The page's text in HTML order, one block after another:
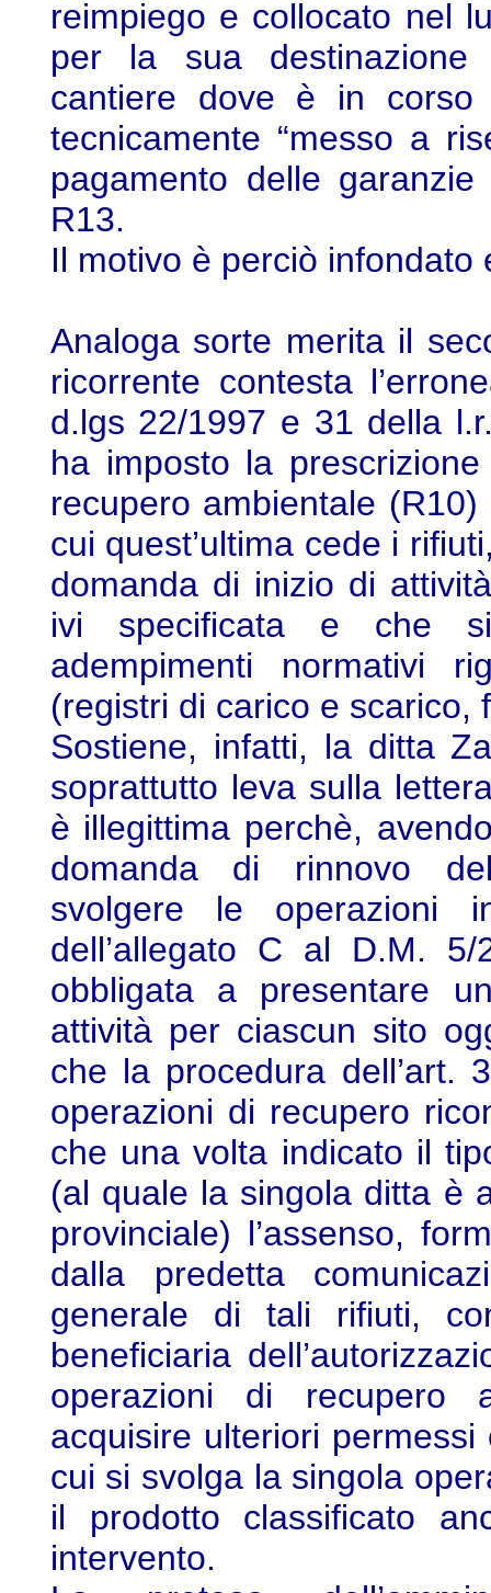
reimpiego e collocato nel
per la sua destinazione
cantiere dove è in corso
tecnicamente “messo a
pagamento delle
R13.
Il motivo è perciò infondato
Analoga sorte merita il
ricorrente contesta
d.lgs 22/1997 e 31 della
ha imposto la
recupero ambientale
cui quest’ultima cede i
domanda di inizio di
ivi specificata e che
adempimenti normativi
(registri di carico e scarico,
Sostiene, infatti, la ditta
soprattutto leva sulla
è illegittima perchè,
domanda di rinnovo
svolgere le operazioni
dell’allegato C al D.M.
obbligata a presentare
attività per ciascun sito
che la procedura dell’art.
operazioni di recupero
che una volta indicato il
(al quale la singola ditta è
provinciale) l’assenso,
dalla predetta
generale di tali rifiuti,
beneficiaria
operazioni di recupero
acquisire ulteriori
cui si svolga la singola
il prodotto classificato
intervento.